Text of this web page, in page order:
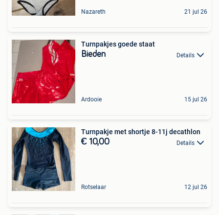
Nazareth 21 jul 26
Turnpakjes goede staat
Bieden Details
Ardooie 15 jul 26
Turnpakje met shortje 8-11j decathlon
€ 10,00 Details
Rotselaar 12 jul 26